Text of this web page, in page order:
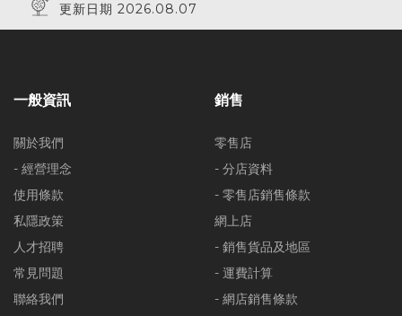
更新日期 2026.08.07
一般資訊
關於我們
- 經營理念
使用條款
私隱政策
人才招聘
常見問題
聯絡我們
銷售
零售店
- 分店資料
- 零售店銷售條款
網上店
- 銷售貨品及地區
- 運費計算
- 網店銷售條款